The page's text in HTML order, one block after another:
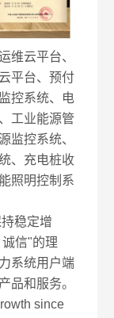
云平台、
平台、预付
控系统、电
工业能源管
监控系统、
、充电桩收
照明控制系
稳定增
信"的理
系统用户端
品和服务。
since